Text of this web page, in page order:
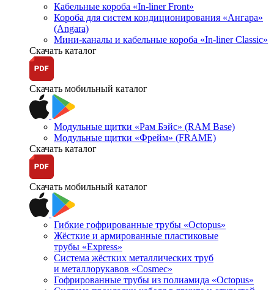
Кабельные короба «In-liner Front»
Короба для систем кондиционирования «Ангара»
(Angara)
Мини-каналы и кабельные короба «In-liner Classic»
Скачать каталог
Скачать мобильный каталог
Модульные щитки «Рам Бэйс» (RAM Base)
Модульные щитки «Фрейм» (FRAME)
Скачать каталог
Скачать мобильный каталог
Гибкие гофрированные трубы «Octopus»
Жёсткие и армированные пластиковые
трубы «Express»
Система жёстких металлических труб
и металлорукавов «Cosmec»
Гофрированные трубы из полиамида «Octopus»